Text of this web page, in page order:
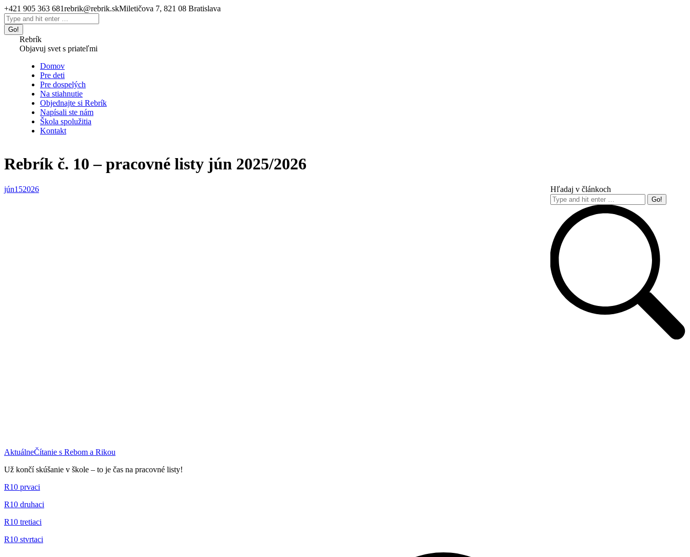
Skip
to
content
+421 905 363 681rebrik@rebrik.skMiletičova 7, 821 08 Bratislava
Facebook
page
opens
Search:
Rebrík
Objavuj svet s priateľmi
Domov
Pre deti
Pre dospelých
Na stiahnutie
Objednajte si Rebrík
Napísali ste nám
Škola spolužitia
Kontakt
Rebrík č. 10 – pracovné listy jún 2025/2026
jún152026
AktuálneČítanie s Rebom a Rikou
Už končí skúšanie v škole – to je čas na pracovné listy!
R10 prvaci
R10 druhaci
R10 tretiaci
R10 stvrtaci
Hľadaj v článkoch
Search: